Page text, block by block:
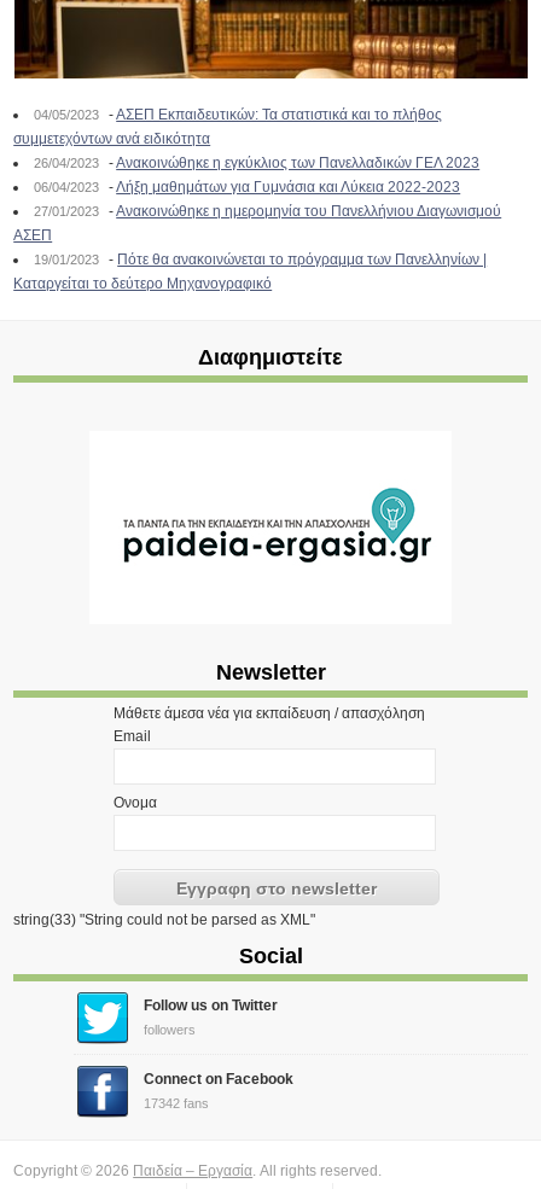
04/05/2023 -ΑΣΕΠ Εκπαιδευτικών: Τα στατιστικά και το πλήθος
συμμετεχόντων ανά ειδικότητα
26/04/2023 -Ανακοινώθηκε η εγκύκλιος των Πανελλαδικών ΓΕΛ 2023
06/04/2023 -Λήξη μαθημάτων για Γυμνάσια και Λύκεια 2022-2023
27/01/2023 -Ανακοινώθηκε η ημερομηνία του Πανελλήνιου Διαγωνισμού
ΑΣΕΠ
19/01/2023 - Πότε θα ανακοινώνεται το πρόγραμμα των Πανελληνίων |
Καταργείται το δεύτερο Μηχανογραφικό
Διαφημιστείτε
Newsletter
Μάθετε άμεσα νέα για εκπαίδευση / απασχόληση
Email
Ονομα
string(33) "String could not be parsed as XML"
Social
Follow us on Twitter
followers
Connect on Facebook
17342 fans
Copyright © 2026 Παιδεία – Εργασία. All rights reserved.